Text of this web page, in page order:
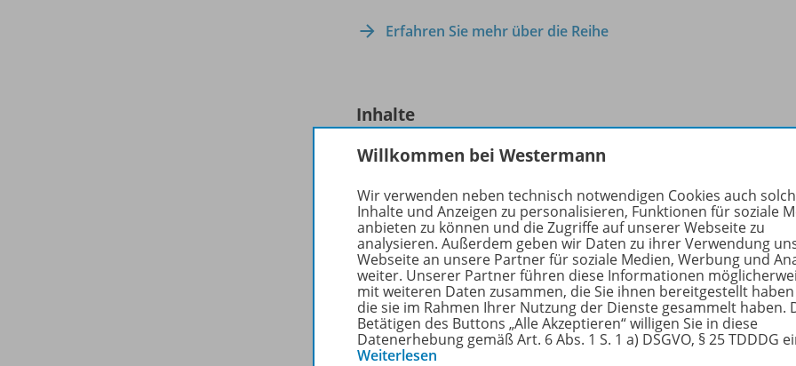
Erfahren Sie mehr über die Reihe
Inhalte
HOT-Gesamtausgabe 1 /2013
Dateigröße:2,8 MB
Dateiformat:PDF-Dokument
Willkommen bei Westermann
Wir verwenden neben technisch notwendigen Cookies auch
Inhalte und Anzeigen zu personalisieren, Funktionen für soziale
anbieten zu können und die Zugriffe auf unserer Webseite zu
analysieren. Außerdem geben wir Daten zu ihrer Verwendung
Webseite an unsere Partner für soziale Medien, Werbung und
weiter. Unserer Partner führen diese Informationen
mit weiteren Daten zusammen, die Sie ihnen bereitgestellt
die sie im Rahmen Ihrer Nutzung der Dienste gesammelt haben.
Betätigen des Buttons „Alle Akzeptieren“ willigen Sie in diese
Datenerhebung gemäß Art. 6 Abs. 1 S. 1 a) DSGVO, § 25 TDDDG
Weiterlesen